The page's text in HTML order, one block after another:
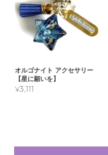
オルゴナイト アクセサリー
【星に願いを】
¥3,111